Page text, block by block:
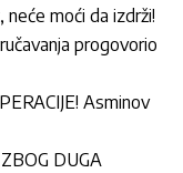
neće moći da izdrži!
progovorio
Asminov
DUGA